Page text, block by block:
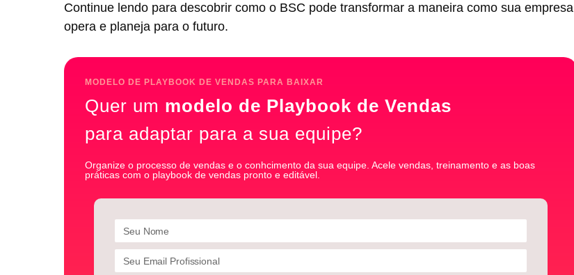
Continue lendo para descobrir como o BSC pode transformar a maneira como sua empresa
opera e planeja para o futuro.
MODELO DE PLAYBOOK DE VENDAS PARA BAIXAR
Quer um modelo de Playbook de Vendas
para adaptar para a sua equipe?
Organize o processo de vendas e o conhcimento da sua equipe. Acele vendas, treinamento e as boas
práticas com o playbook de vendas pronto e editável.